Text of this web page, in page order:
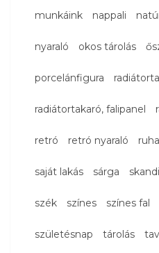
munkáink nappali
nyaraló okos tárolás
porcelánfigura
radiátortakaró, falipanel
retró retró nyaraló
saját lakás sárga
szék színes színes fal
születésnap tárolás